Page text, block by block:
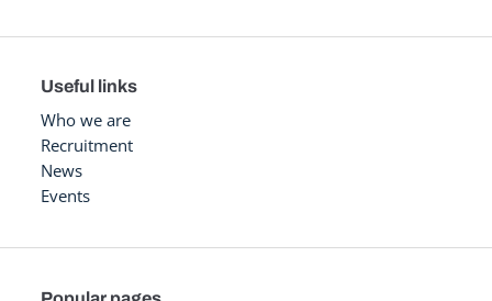
Useful links
Who we are
Recruitment
News
Events